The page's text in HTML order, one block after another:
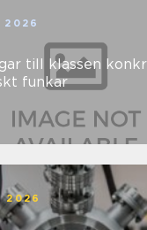
2026
konkreta idéer
funkar
2026